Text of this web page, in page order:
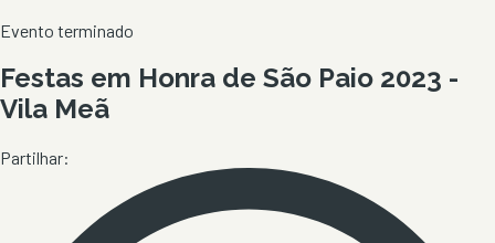
Evento terminado
Festas em Honra de São Paio 2023 -
Vila Meã
Partilhar: